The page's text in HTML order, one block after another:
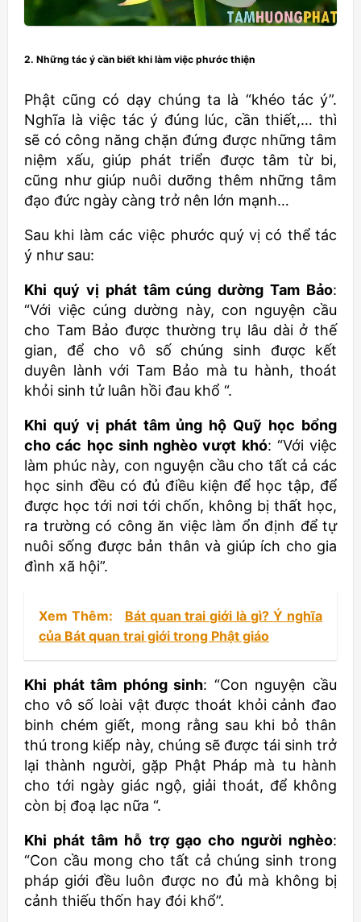
2. Những tác ý cần biết khi làm việc phước thiện
Phật cũng có dạy chúng ta là “khéo tác ý”.
Nghĩa là việc tác ý đúng lúc, cần thiết,… thì
sẽ có công năng chặn đứng được những tâm
niệm xấu, giúp phát triển được tâm từ bi,
cũng như giúp nuôi dưỡng thêm những tâm
đạo đức ngày càng trở nên lớn mạnh…
Sau khi làm các việc phước quý vị có thể tác
ý như sau:
Khi quý vị phát tâm cúng dường Tam Bảo:
“Với việc cúng dường này, con nguyện cầu
cho Tam Bảo được thường trụ lâu dài ở thế
gian, để cho vô số chúng sinh được kết
duyên lành với Tam Bảo mà tu hành, thoát
khỏi sinh tử luân hồi đau khổ “.
Khi quý vị phát tâm ủng hộ Quỹ học bổng
cho các học sinh nghèo vượt khó: “Với việc
làm phúc này, con nguyện cầu cho tất cả các
học sinh đều có đủ điều kiện để học tập, để
được học tới nơi tới chốn, không bị thất học,
ra trường có công ăn việc làm ổn định để tự
nuôi sống được bản thân và giúp ích cho gia
đình xã hội”.
Xem Thêm:
Bát quan trai giới là gì? Ý nghĩa
của Bát quan trai giới trong Phật giáo
Khi phát tâm phóng sinh: “Con nguyện cầu
cho vô số loài vật được thoát khỏi cảnh đao
binh chém giết, mong rằng sau khi bỏ thân
thú trong kiếp này, chúng sẽ được tái sinh trở
lại thành người, gặp Phật Pháp mà tu hành
cho tới ngày giác ngộ, giải thoát, để không
còn bị đoạ lạc nữa “.
Khi phát tâm hỗ trợ gạo cho người nghèo:
“Con cầu mong cho tất cả chúng sinh trong
pháp giới đều luôn được no đủ mà không bị
cảnh thiếu thốn hay đói khổ”.